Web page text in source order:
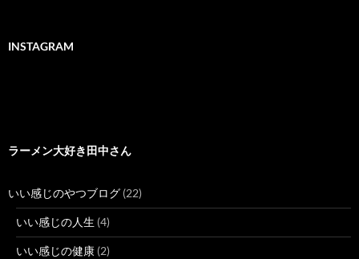
INSTAGRAM
ラーメン大好き田中さん
いい感じのやつブログ (22)
いい感じの人生 (4)
いい感じの健康 (2)